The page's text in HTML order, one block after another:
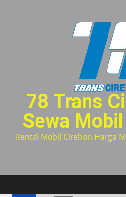
78 Trans
Sewa
Rental Mobil Cirebon Harga